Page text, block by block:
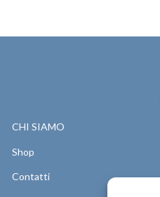
CHI SIAMO
Shop
Contatti